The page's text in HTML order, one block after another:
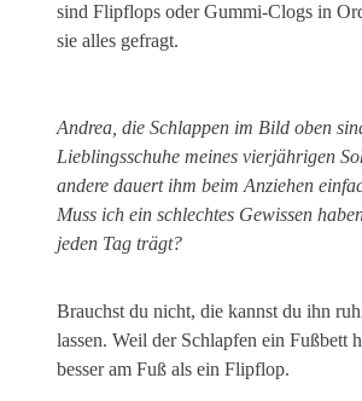
sind Flipflops oder Gummi-Clogs in
sie alles gefragt.
Andrea, die Schlappen im Bild oben
Lieblingsschuhe meines vierjährigen
andere dauert ihm beim Anziehen
Muss ich ein schlechtes Gewissen
jeden Tag trägt?
Brauchst du nicht, die kannst du ihn
lassen. Weil der Schlapfen ein Fußbett
besser am Fuß als ein Flipflop.